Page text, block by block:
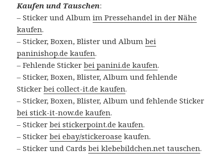
Kaufen und Tauschen:
– Sticker und Albumim Pressehandel in der Nähe
kaufen.
– Sticker, Boxen, Blister und Albumbei
paninishop.de kaufen.
– Fehlende Stickerbei panini.de kaufen.
– Sticker, Boxen, Blister, Album und fehlende
Stickerbei collect-it.de kaufen.
– Sticker, Boxen, Blister, Album und fehlende Sticker
bei stick-it-now.de kaufen.
– Stickerbei stickerpoint.de kaufen.
– Stickerbei ebay/stickeroase kaufen.
– Sticker und Cardsbei klebebildchen.net tauschen.